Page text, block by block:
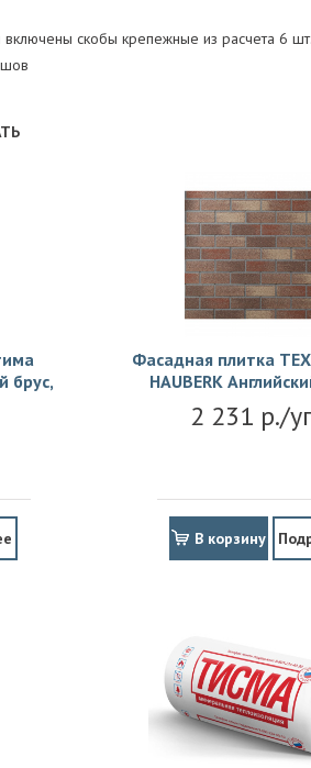
включены скобы крепежные из расчета 6
брус,
Фасадная плитка
HAUBERK
2 231 р./
В корзину